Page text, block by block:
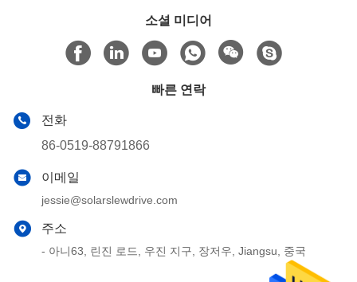
소셜 미디어
빠른 연락
전화
86-0519-88791866
이메일
jessie@solarslewdrive.com
주소
- 아니63, 린진 로드, 우진 지구, 장저우, Jiangsu, 중국